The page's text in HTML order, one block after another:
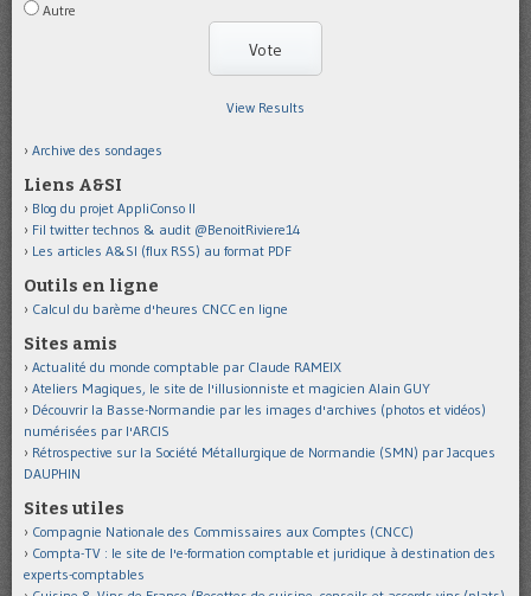
Autre
View Results
Archive des sondages
Liens A&SI
Blog du projet AppliConso II
Fil twitter technos & audit @BenoitRiviere14
Les articles A&SI (flux RSS) au format PDF
Outils en ligne
Calcul du barème d'heures CNCC en ligne
Sites amis
Actualité du monde comptable par Claude RAMEIX
Ateliers Magiques, le site de l'illusionniste et magicien Alain GUY
Découvrir la Basse-Normandie par les images d'archives (photos et vidéos)
numérisées par l'ARCIS
Rétrospective sur la Société Métallurgique de Normandie (SMN) par Jacques
DAUPHIN
Sites utiles
Compagnie Nationale des Commissaires aux Comptes (CNCC)
Compta-TV : le site de l'e-formation comptable et juridique à destination des
experts-comptables